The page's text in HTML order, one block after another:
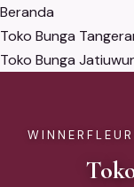
Beranda
Toko Bunga
Toko Bunga